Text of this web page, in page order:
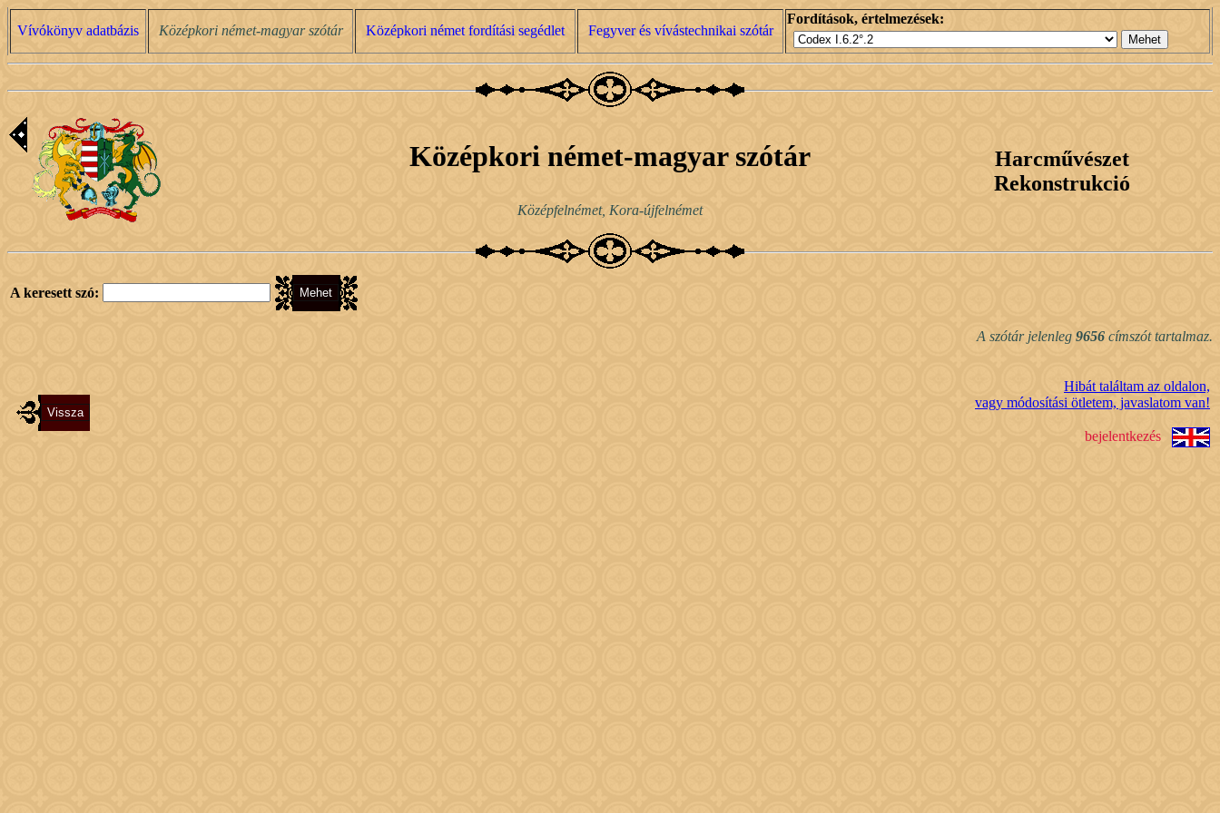
Vívókönyv adatbázis Középkori német-magyar szótár Középkori német fordítási segédlet Fegyver és vívástechnikai szótár
Fordítások, értelmezések:
Középkori német-magyar szótár
Középfelnémet, Kora-újfelnémet
Harcművészet
Rekonstrukció
A keresett szó:
A szótár jelenleg 9656 címszót tartalmaz.
Hibát találtam az oldalon,
vagy módosítási ötletem, javaslatom van!
bejelentkezés